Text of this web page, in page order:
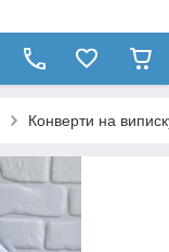
Конверти на